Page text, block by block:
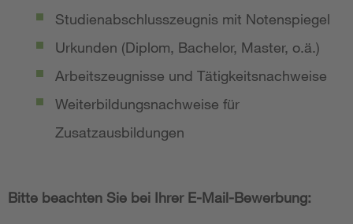
Studienabschlusszeugnis mit Notenspiegel
Urkunden (Diplom, Bachelor, Master, o.ä.)
Arbeitszeugnisse und Tätigkeitsnachweise
Weiterbildungsnachweise für
Zusatzausbildungen
Bitte beachten Sie bei Ihrer E-Mail-Bewerbung: